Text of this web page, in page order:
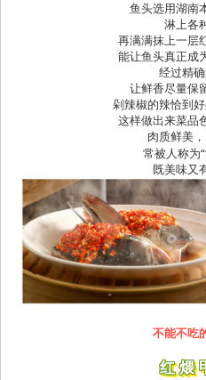
鱼头选用湖南
淋上各
再满满抹上一层
能让鱼头真正成
经过精
让鲜香尽量保
剁辣椒的辣恰到
这样做出来菜品
肉质鲜美
常被人称为
既美味又
不能不吃
红煨